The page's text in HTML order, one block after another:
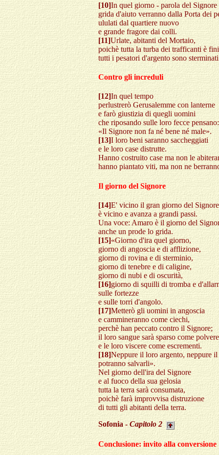
[10]In quel giorno - parola del Signore
grida d'aiuto verranno dalla Porta dei
ululati dal quartiere nuovo
e grande fragore dai colli.
[11]Urlate, abitanti del Mortaio,
poichè tutta la turba dei trafficanti è
tutti i pesatori d'argento sono
Contro gli increduli
[12]In quel tempo
perlustrerò Gerusalemme con lanterne
e farò giustizia di quegli uomini
che riposando sulle loro fecce pensano:
«Il Signore non fa né bene né male».
[13]I loro beni saranno saccheggiati
e le loro case distrutte.
Hanno costruito case ma non le
hanno piantato viti, ma non ne
Il giorno del Signore
[14]E' vicino il gran giorno del
è vicino e avanza a grandi passi.
Una voce: Amaro è il giorno del
anche un prode lo grida.
[15]«Giorno d'ira quel giorno,
giorno di angoscia e di afflizione,
giorno di rovina e di sterminio,
giorno di tenebre e di caligine,
giorno di nubi e di oscurità,
[16]giorno di squilli di tromba e
sulle fortezze
e sulle torri d'angolo.
[17]Metterò gli uomini in angoscia
e cammineranno come ciechi,
perchè han peccato contro il Signore;
il loro sangue sarà sparso come polvere
e le loro viscere come escrementi.
[18]Neppure il loro argento, neppure
potranno salvarli».
Nel giorno dell'ira del Signore
e al fuoco della sua gelosia
tutta la terra sarà consumata,
poichè farà improvvisa distruzione
di tutti gli abitanti della terra.
Sofonia - Capitolo2
Conclusione: invito alla conversione